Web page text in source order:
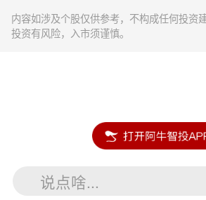
内容如涉及个股仅供参考，不构成任何投资
投资有风险，入市须谨慎。
说点啥...